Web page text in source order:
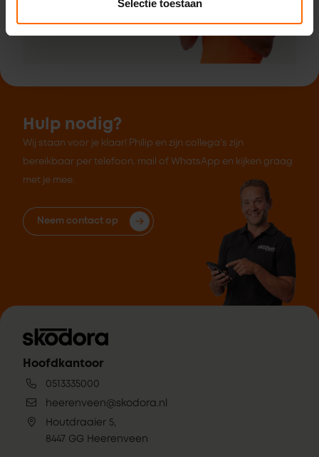
Selectie toestaan
Hulp nodig?
Wij staan voor je klaar! Philip en zijn collega's zijn
bereikbaar per telefoon, mail of WhatsApp en kijken graag
met je mee.
Neem contact op
Hoofdkantoor
0513335000
heerenveen@skodora.nl
Houtdraaier 5,
8447 GG Heerenveen